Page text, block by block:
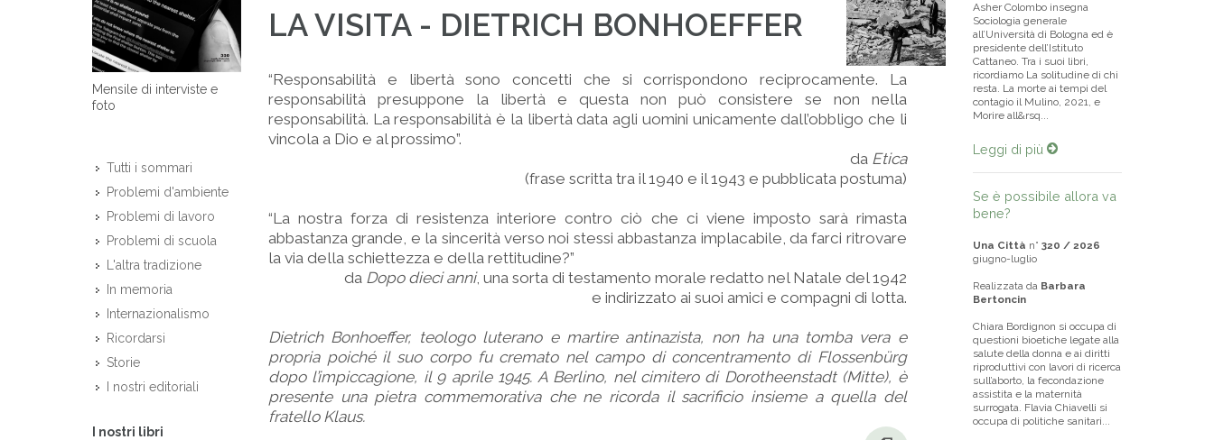
Mensile di interviste e
foto
Tutti i sommari
Problemi d'ambiente
Problemi di lavoro
Problemi di scuola
L'altra tradizione
In memoria
Internazionalismo
Ricordarsi
Storie
I nostri editoriali
I nostri libri
LA VISITA - DIETRICH BONHOEFFER
“Responsabilità e libertà sono concetti che si corrispondono reciprocamente. La
responsabilità presuppone la libertà e questa non può consistere se non nella
responsabilità. La responsabilità è la libertà data agli uomini unicamente dall’obbligo che li
vincola a Dio e al prossimo”.
da Etica
(frase scritta tra il 1940 e il 1943 e pubblicata postuma)
“La nostra forza di resistenza interiore contro ciò che ci viene imposto sarà rimasta
abbastanza grande, e la sincerità verso noi stessi abbastanza implacabile, da farci ritrovare
la via della schiettezza e della rettitudine?”
da Dopo dieci anni, una sorta di testamento morale redatto nel Natale del 1942
e indirizzato ai suoi amici e compagni di lotta.
Dietrich Bonhoeffer, teologo luterano e martire antinazista, non ha una tomba vera e
propria poiché il suo corpo fu cremato nel campo di concentramento di Flossenbürg
dopo l’impiccagione, il 9 aprile 1945. A Berlino, nel cimitero di Dorotheenstadt (Mitte), è
presente una pietra commemorativa che ne ricorda il sacrificio insieme a quella del
fratello Klaus.
Asher Colombo insegna
Sociologia generale
all’Università di Bologna ed è
presidente dell’Istituto
Cattaneo. Tra i suoi libri,
ricordiamo La solitudine di chi
resta. La morte ai tempi del
contagio il Mulino, 2021, e
Morire all&rsq...
Leggi di più
Se è possibile allora va
bene?
Una Città n° 320 / 2026
giugno-luglio
Realizzata da Barbara
Bertoncin
Chiara Bordignon si occupa di
questioni bioetiche legate alla
salute della donna e ai diritti
riproduttivi con lavori di ricerca
sull’aborto, la fecondazione
assistita e la maternità
surrogata. Flavia Chiavelli si
occupa di politiche sanitari...